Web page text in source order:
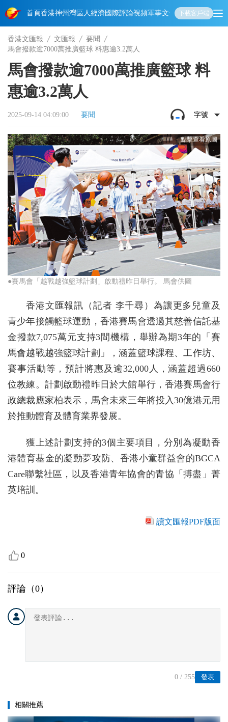
首頁香港神州 灣區人經濟國際評論視頻軍事文化 娛樂生活教育體
下載客戶端
香港文匯報 文匯報
要聞
馬會撥款逾7000萬推廣籃球 料惠逾3.2萬人
馬會撥款逾7000萬推廣籃球 料
惠逾3.2萬人
2025-09-14 04:09:00 要聞 字號
●賽馬會「越戰越強籃球計劃」啟動禮昨日舉行。 馬會供圖
香港文匯報訊（記者 李千尋）為讓更多兒童及
青少年接觸籃球運動，香港賽馬會透過其慈善信託基
金撥款7,075萬元支持3間機構，舉辦為期3年的「賽
馬會越戰越強籃球計劃」，涵蓋籃球課程、工作坊、
賽事活動等，預計將惠及逾32,000人，涵蓋超過660
位教練。計劃啟動禮昨日於大館舉行，香港賽馬會行
政總裁應家柏表示，馬會未來三年將投入30億港元用
於推動體育及體育業界發展。
獲上述計劃支持的3個主要項目，分別為凝動香
港體育基金的凝動夢攻防、香港小童群益會的BGCA
Care聯繫社區，以及香港青年協會的青協「搏盡」菁
英培訓。
讀文匯報PDF版面
0
評論（0）
發表
0 / 255
相關推薦